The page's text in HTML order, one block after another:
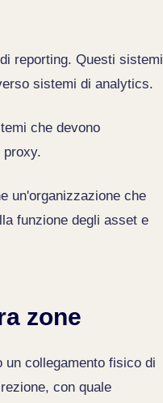
reporting. Questi sistemi
sistemi di analytics.
che devono
un'organizzazione che
funzione degli asset e
zone
collegamento fisico di
con quale